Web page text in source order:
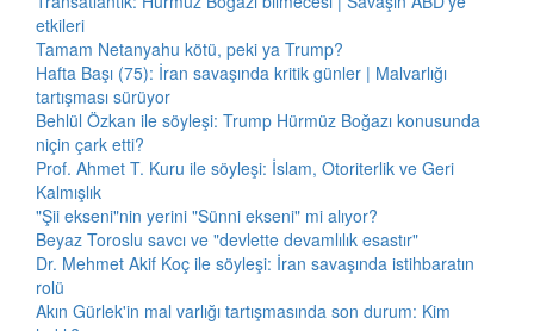
etkileri
Tamam Netanyahu kötü, peki ya Trump?
Hafta Başı (75): İran savaşında kritik günler | Malvarlığı
tartışması sürüyor
Behlül Özkan ile söyleşi: Trump Hürmüz Boğazı konusunda
niçin çark etti?
Prof. Ahmet T. Kuru ile söyleşi: İslam, Otoriterlik ve Geri
Kalmışlık
"Şii ekseni"nin yerini "Sünni ekseni" mi alıyor?
Beyaz Toroslu savcı ve "devlette devamlılık esastır"
Dr. Mehmet Akif Koç ile söyleşi: İran savaşında istihbaratın
rolü
Akın Gürlek'in mal varlığı tartışmasında son durum: Kim